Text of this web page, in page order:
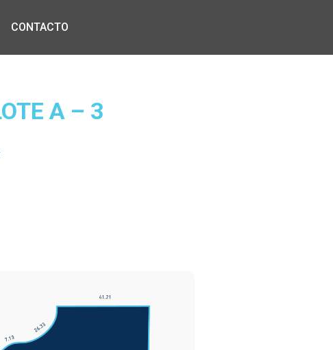
CONTACTO
A – 3